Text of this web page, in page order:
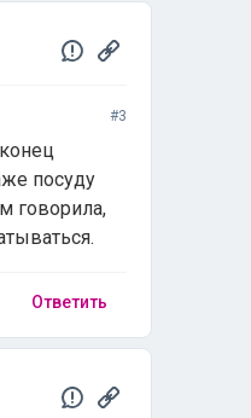
#3
посуду
говорила,
Ответить